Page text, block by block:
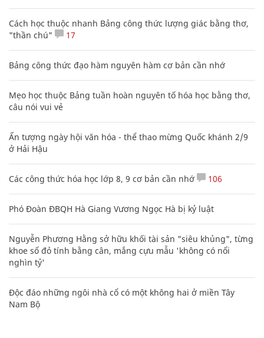
Cách học thuộc nhanh Bảng công thức lượng giác bằng thơ,
"thần chú"
17
Bảng công thức đạo hàm nguyên hàm cơ bản cần nhớ
Mẹo học thuộc Bảng tuần hoàn nguyên tố hóa học bằng thơ,
câu nói vui vẻ
Ấn tượng ngày hội văn hóa - thể thao mừng Quốc khánh 2/9
ở Hải Hậu
Các công thức hóa học lớp 8, 9 cơ bản cần nhớ 106
Phó Đoàn ĐBQH Hà Giang Vương Ngọc Hà bị kỷ luật
Nguyễn Phương Hằng sở hữu khối tài sản "siêu khủng", từng
khoe sổ đỏ tính bằng cân, mắng cựu mẫu 'không có nổi
nghìn tỷ'
Độc đáo những ngôi nhà cổ có một không hai ở miền Tây
Nam Bộ